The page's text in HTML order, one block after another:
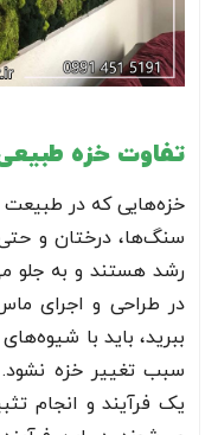
تفاوت خزه
خزه‌هایی که در
سنگ‌ها، درختان و
رشد هستند و به جلو
در طراحی و اجرای
ببرید، باید با
سبب تغییر خزه
یک فرآیند و انجام